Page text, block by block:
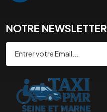
NOTRE NEWSLETTER